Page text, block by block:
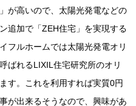
が高いので、太陽光発電などの
追加で「ZEH住宅」を実現する
フルホームでは太陽光発電オリ
ばれるLIXIL住宅研究所のオリ
す。これを利用すれば実質0円
が出来るそうなので、興味があ